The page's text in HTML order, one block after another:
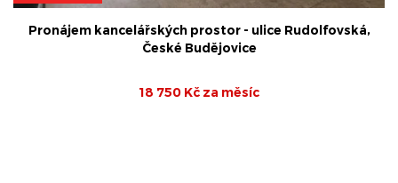
Pronájem kancelářských prostor - ulice Rudolfovská,
České Budějovice
18 750 Kč za měsíc